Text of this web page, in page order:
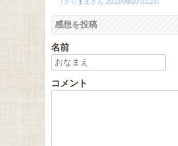
感想を投稿
名前
コメント